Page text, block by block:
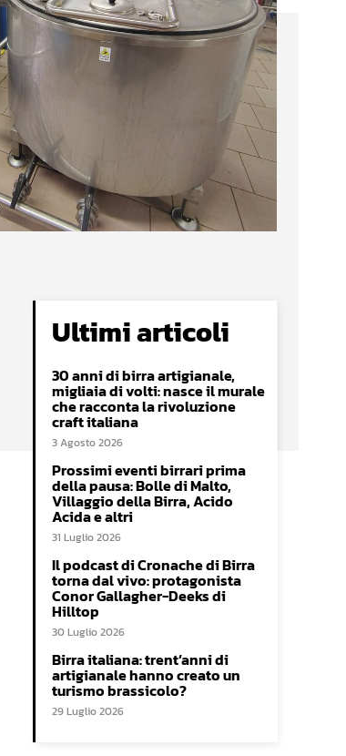
Ultimi articoli
30 anni di birra artigianale,
migliaia di volti: nasce il murale
che racconta la rivoluzione
craft italiana
3 Agosto 2026
Prossimi eventi birrari prima
della pausa: Bolle di Malto,
Villaggio della Birra, Acido
Acida e altri
31 Luglio 2026
Il podcast di Cronache di Birra
torna dal vivo: protagonista
Conor Gallagher-Deeks di
Hilltop
30 Luglio 2026
Birra italiana: trent’anni di
artigianale hanno creato un
turismo brassicolo?
29 Luglio 2026